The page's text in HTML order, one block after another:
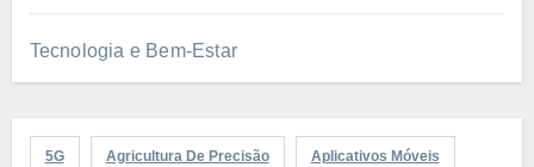
Tecnologia e Bem-Estar
5G Agricultura De Precisão Aplicativos Móveis